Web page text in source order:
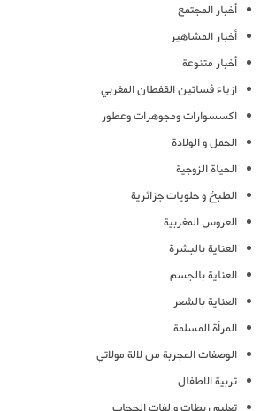
أخبار المجتمع
أخبار المشاهير
أخبار متنوعة
ازياء فساتين القفطان المغربي
اكسسوارات ومجوهرات وعطور
الحمل و الولادة
الحياة الزوجية
الطبخ و حلويات جزائرية
العروس المغربية
العناية بالبشرة
العناية بالجسم
العناية بالشعر
المرأة المسلمة
الوصفات المجربة من لالة مولاتي
تربية الاطفال